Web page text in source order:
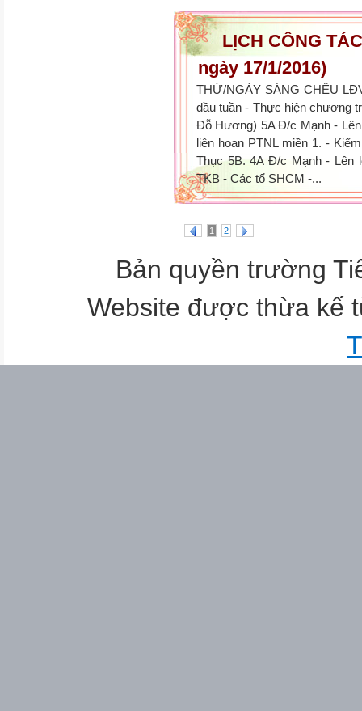
LỊCH CÔNG
ngày 17/1/2016)
THỨ/NGÀY SÁNG CHỀU
đầu tuần - Thực hiện chương
Đỗ Hương) 5A Đ/c Mạnh -
liên hoan PTNL miền 1. -
Thục 5B. 4A Đ/c Mạnh - Lên
TKB - Các tổ SHCM -...
1 2
Bản quyền trường
Website được thừa kế